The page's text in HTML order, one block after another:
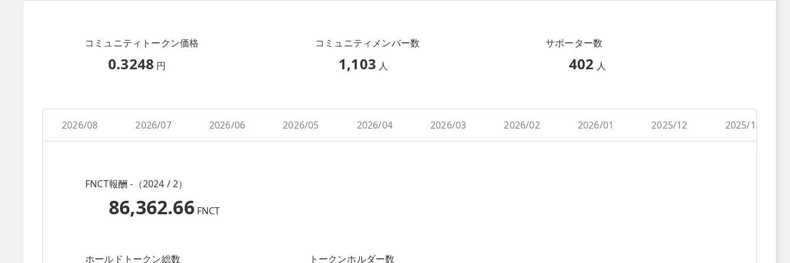
コミュニティトークン価格
0.3248 円
コミュニティメンバー数
1,103 人
サポーター数
402 人
2026/08 2026/07 2026/06 2026/05 2026/04 2026/03 2026/02 2026/01 2025/12 2025/11
FNCT報酬 -（2024 / 2）
86,362.66 FNCT
ホールドトークン総数 トークンホルダー数